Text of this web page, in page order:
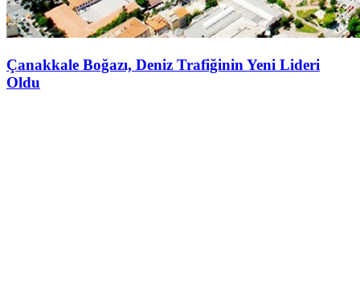
Çanakkale Boğazı, Deniz Trafiğinin Yeni Lideri
Oldu